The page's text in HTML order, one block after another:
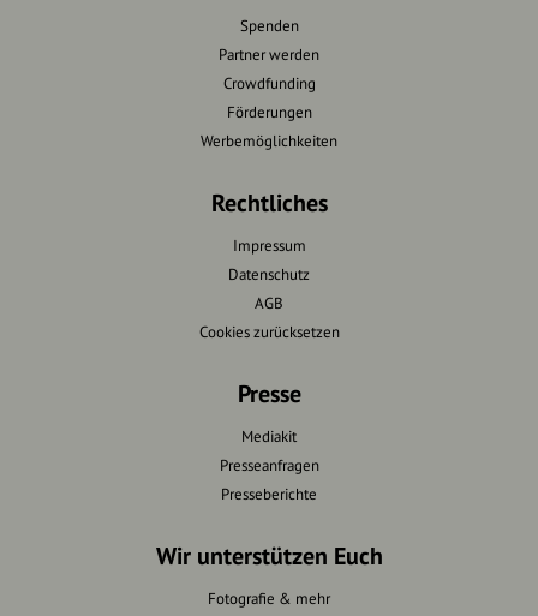
Spenden
Partner werden
Crowdfunding
Förderungen
Werbemöglichkeiten
Rechtliches
Impressum
Datenschutz
AGB
Cookies zurücksetzen
Presse
Mediakit
Presseanfragen
Presseberichte
Wir unterstützen Euch
Fotografie & mehr